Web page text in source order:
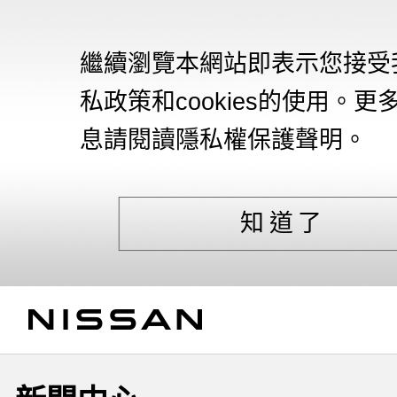
繼續瀏覽本網站即表示您接
私政策和cookies的使用。更
息請閱讀隱私權保護聲明。
知道了